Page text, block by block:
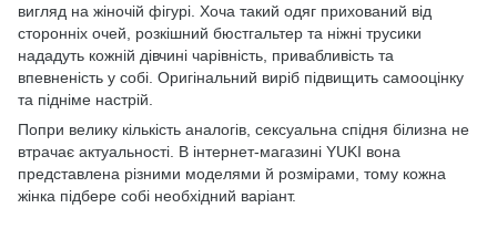
вигляд на жіночій фігурі. Хоча такий одяг прихований від
сторонніх очей, розкішний бюстгальтер та ніжні трусики
нададуть кожній дівчині чарівність, привабливість та
впевненість у собі. Оригінальний виріб підвищить самооцінку
та підніме настрій.
Попри велику кількість аналогів, сексуальна спідня білизна не
втрачає актуальності. В інтернет-магазині YUKI вона
представлена різними моделями й розмірами, тому кожна
жінка підбере собі необхідний варіант.